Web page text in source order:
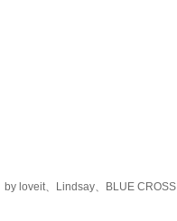
loveit、Lindsay、BLUE CROSS